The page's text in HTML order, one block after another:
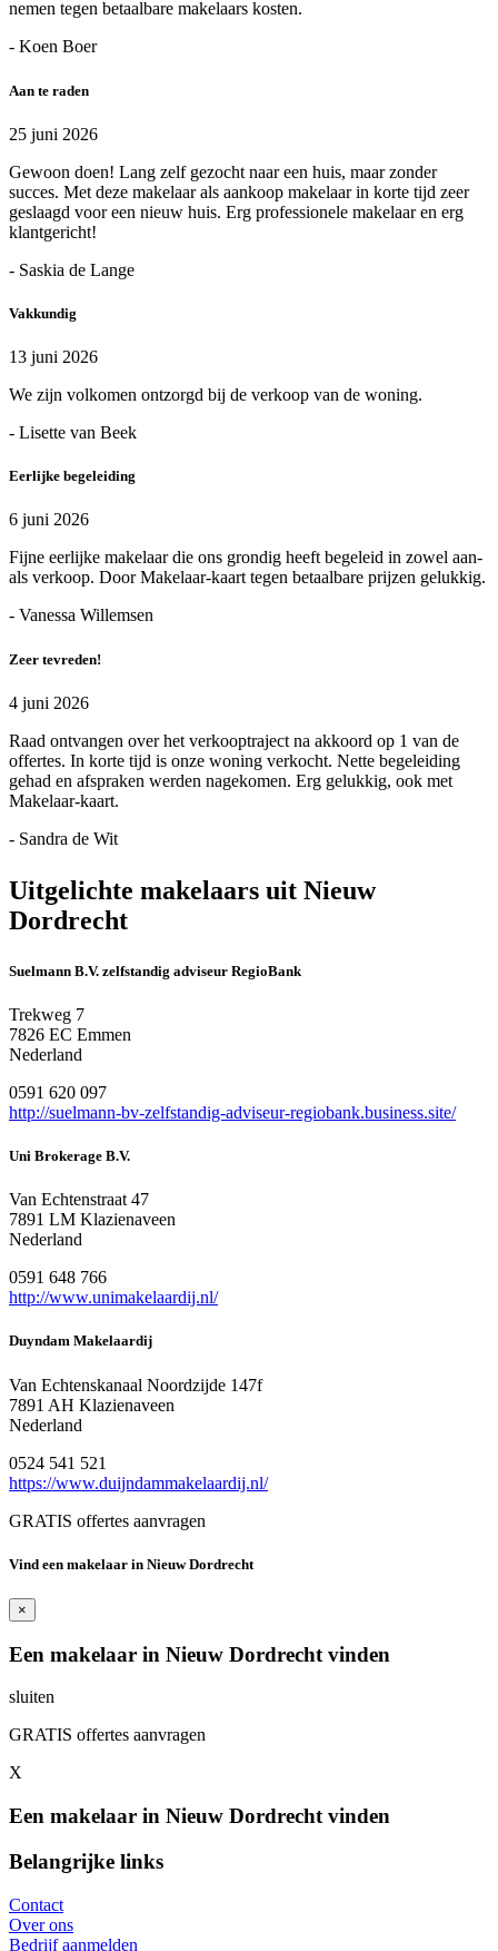
nemen tegen betaalbare makelaars kosten.
- Koen Boer
Aan te raden
25 juni 2026
Gewoon doen! Lang zelf gezocht naar een huis, maar zonder
succes. Met deze makelaar als aankoop makelaar in korte tijd zeer
geslaagd voor een nieuw huis. Erg professionele makelaar en erg
klantgericht!
- Saskia de Lange
Vakkundig
13 juni 2026
We zijn volkomen ontzorgd bij de verkoop van de woning.
- Lisette van Beek
Eerlijke begeleiding
6 juni 2026
Fijne eerlijke makelaar die ons grondig heeft begeleid in zowel aan-
als verkoop. Door Makelaar-kaart tegen betaalbare prijzen gelukkig.
- Vanessa Willemsen
Zeer tevreden!
4 juni 2026
Raad ontvangen over het verkooptraject na akkoord op 1 van de
offertes. In korte tijd is onze woning verkocht. Nette begeleiding
gehad en afspraken werden nagekomen. Erg gelukkig, ook met
Makelaar-kaart.
- Sandra de Wit
Uitgelichte makelaars uit Nieuw
Dordrecht
Suelmann B.V. zelfstandig adviseur RegioBank
Trekweg 7
7826 EC Emmen
Nederland
0591 620 097
http://suelmann-bv-zelfstandig-adviseur-regiobank.business.site/
Uni Brokerage B.V.
Van Echtenstraat 47
7891 LM Klazienaveen
Nederland
0591 648 766
http://www.unimakelaardij.nl/
Duyndam Makelaardij
Van Echtenskanaal Noordzijde 147f
7891 AH Klazienaveen
Nederland
0524 541 521
https://www.duijndammakelaardij.nl/
GRATIS offertes aanvragen
Vind een makelaar in Nieuw Dordrecht
×
Een makelaar in Nieuw Dordrecht vinden
sluiten
GRATIS offertes aanvragen
X
Een makelaar in Nieuw Dordrecht vinden
Belangrijke links
Contact
Over ons
Bedrijf aanmelden